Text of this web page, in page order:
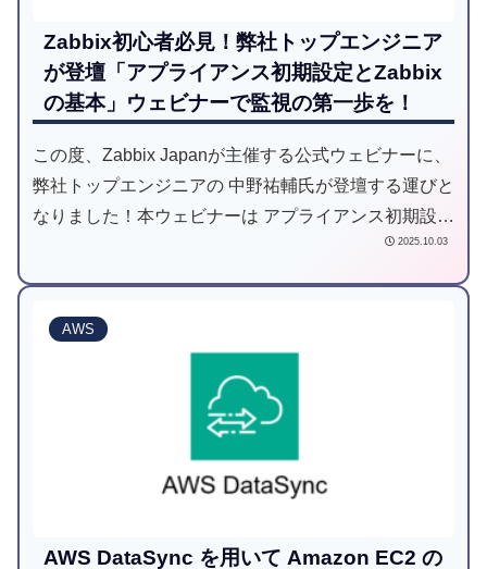
Zabbix初心者必見！弊社トップエンジニア
が登壇「アプライアンス初期設定とZabbix
の基本」ウェビナーで監視の第一歩を！
この度、Zabbix Japanが主催する公式ウェビナーに、
弊社トップエンジニアの 中野祐輔氏が登壇する運びと
なりました！本ウェビナーは アプライアンス初期設定
とZabbixの基本について と題して、弊社がこれまで
ております！
2025.10.03
AWS
AWS DataSync を用いて Amazon EC2 の